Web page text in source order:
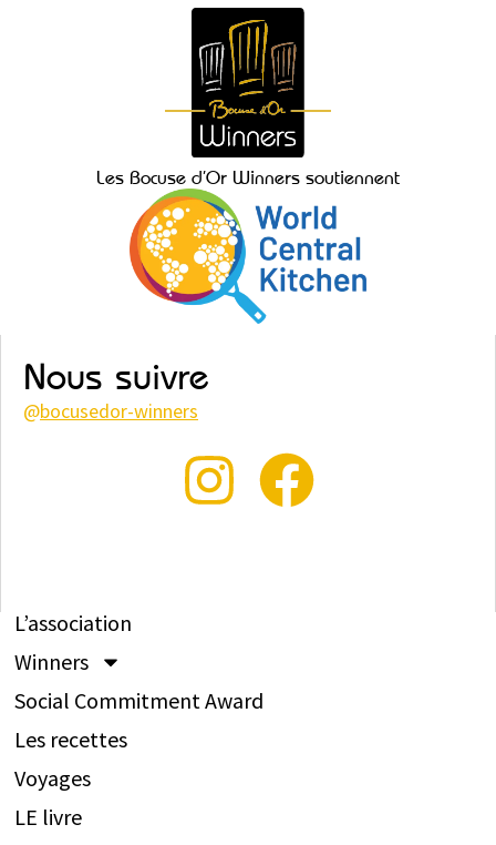
Les Bocuse d’Or Winners soutiennent
Nous suivre
@bocusedor-winners
L’association
Winners
Social Commitment Award
Les recettes
Voyages
LE livre